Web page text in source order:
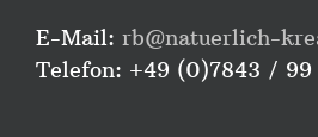
E-Mail: rb@natuerlich-
Telefon: +49 (0)7843 / 99